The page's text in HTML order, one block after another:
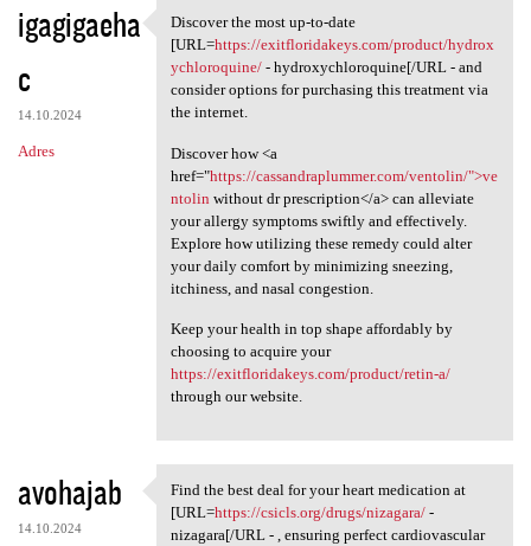
igagigaeha
c
14.10.2024
Adres
Discover the most up-to-date
Discover the most up-to-date
[URL=https://exitfloridakeys.com/product/hydrox
ychloroquine/- hydroxychloroquine[/URL - and
consider options for purchasing this treatment via
the internet.
Discover how <a
href="https://cassandraplummer.com/ventolin/">ve
ntolin without dr prescription</a> can alleviate
your allergy symptoms swiftly and effectively.
Explore how utilizing these remedy could alter
your daily comfort by minimizing sneezing,
itchiness, and nasal congestion.
Keep your health in top shape affordably by
choosing to acquire your
https://exitfloridakeys.com/product/retin-a/
through our website.
avohajab
14.10.2024
Find the best deal for your
Find the best deal for your heart medication at
[URL=https://csicls.org/drugs/nizagara/-
nizagara[/URL - , ensuring perfect cardiovascular